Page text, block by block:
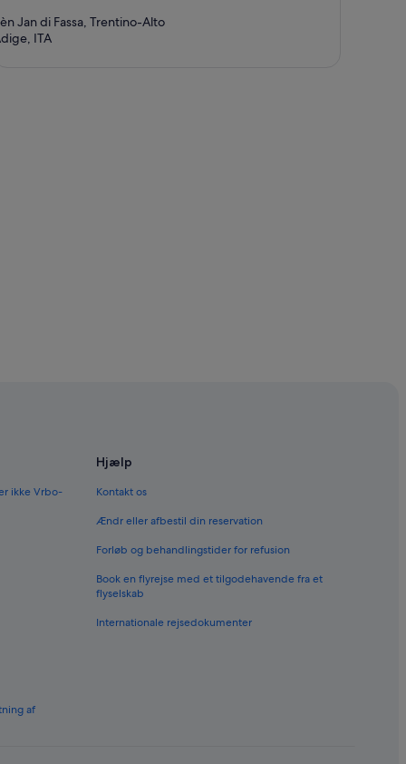
Jan di Fassa, Trentino-Alto
ITA
ikke Vrbo-
af
Hjælp
Kontakt os
Ændr eller afbestil din reservation
Forløb og behandlingstider for refusion
Book en flyrejse med et tilgodehavende fra et
flyselskab
Internationale rejsedokumenter